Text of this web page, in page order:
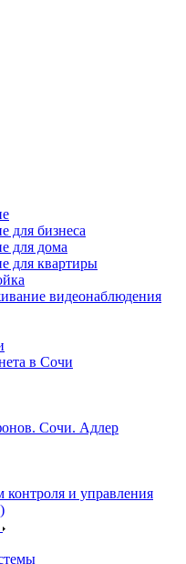
для бизнеса
для дома
для квартиры
видеонаблюдения
в Сочи
Сочи. Адлер
контроля и управления